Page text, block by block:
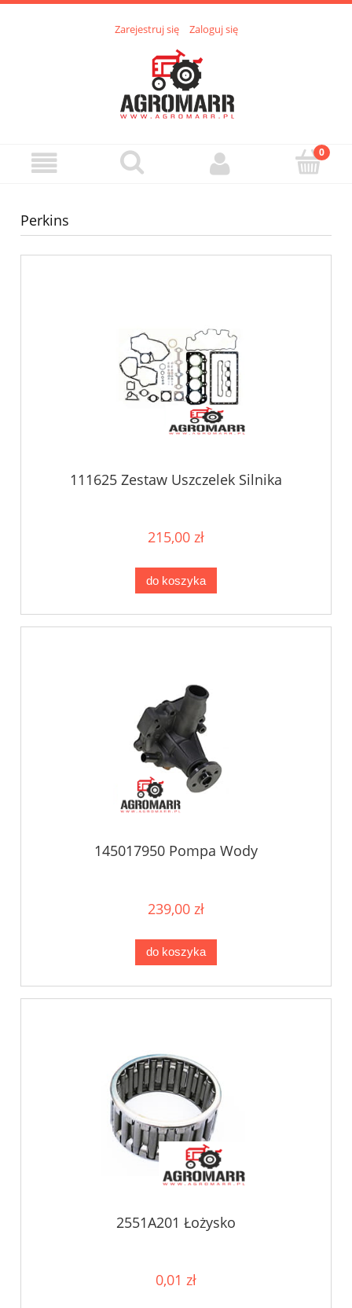
Zarejestruj się Zaloguj się
Perkins
111625 Zestaw Uszczelek Silnika
215,00 zł
do koszyka
145017950 Pompa Wody
239,00 zł
do koszyka
2551A201 Łożysko
0,01 zł